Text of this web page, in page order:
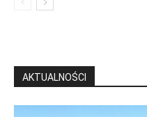
AKTUALNOŚCI